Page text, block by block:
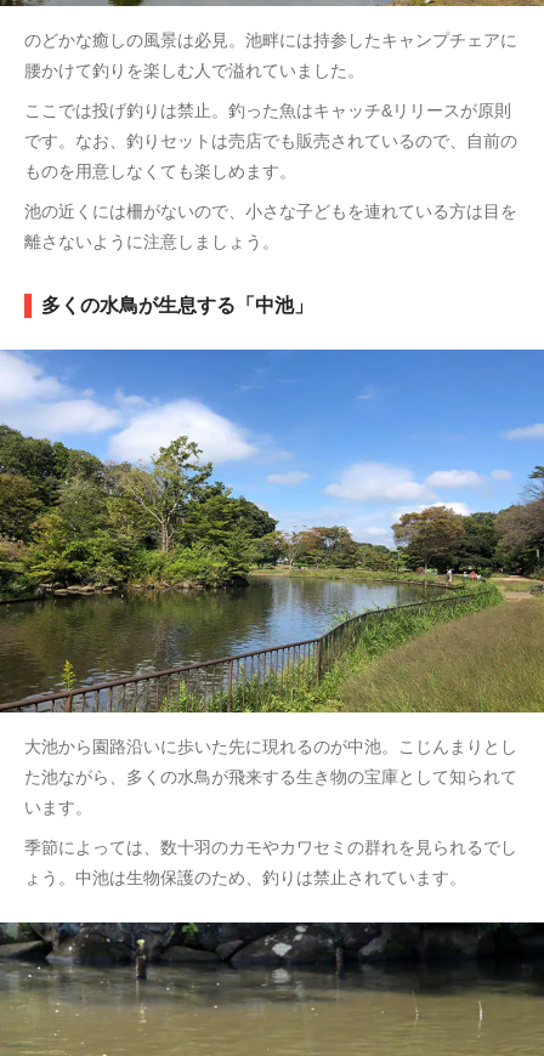
のどかな癒しの風景は必見。池畔には持参したキャンプチェアに
腰かけて釣りを楽しむ人で溢れていました。
ここでは投げ釣りは禁止。釣った魚はキャッチ&リリースが原則
です。なお、釣りセットは売店でも販売されているので、自前の
ものを用意しなくても楽しめます。
池の近くには柵がないので、小さな子どもを連れている方は目を
離さないように注意しましょう。
多くの水鳥が生息する「中池」
大池から園路沿いに歩いた先に現れるのが中池。こじんまりとし
た池ながら、多くの水鳥が飛来する生き物の宝庫として知られて
います。
季節によっては、数十羽のカモやカワセミの群れを見られるでし
ょう。中池は生物保護のため、釣りは禁止されています。